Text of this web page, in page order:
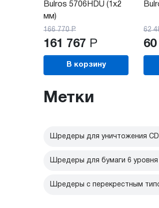
Bulros 5706HDU (1x2
мм)
166 770 Р
161 767 Р
В корзину
62
60
Метки
Шредеры для уничтожения CD
Шредеры для бумаги 6 уровня
Шредеры с перекрестным